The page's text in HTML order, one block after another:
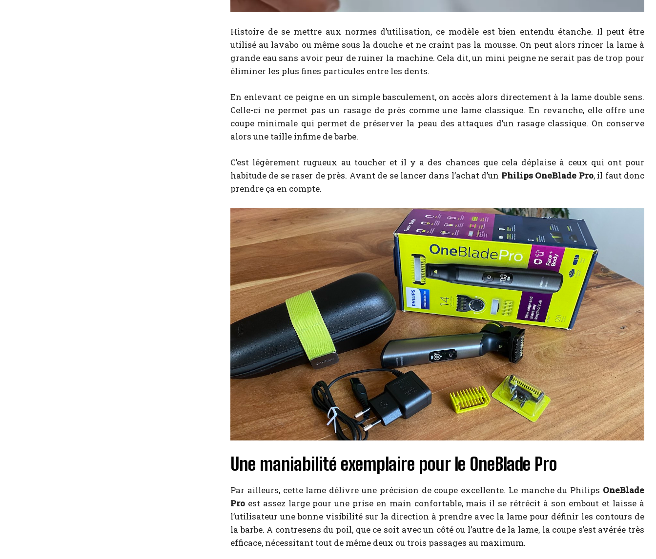
Histoire de se mettre aux normes d’utilisation, ce modèle est bien entendu étanche. Il peut être
utilisé au lavabo ou même sous la douche et ne craint pas la mousse. On peut alors rincer la lame à
grande eau sans avoir peur de ruiner la machine. Cela dit, un mini peigne ne serait pas de trop pour
éliminer les plus fines particules entre les dents.
En enlevant ce peigne en un simple basculement, on accès alors directement à la lame double sens.
Celle-ci ne permet pas un rasage de près comme une lame classique. En revanche, elle offre une
coupe minimale qui permet de préserver la peau des attaques d’un rasage classique. On conserve
alors une taille infime de barbe.
C’est légèrement rugueux au toucher et il y a des chances que cela déplaise à ceux qui ont pour
habitude de se raser de près. Avant de se lancer dans l’achat d’un Philips OneBlade Pro, il faut donc
prendre ça en compte.
Une maniabilité exemplaire pour le OneBlade Pro
Par ailleurs, cette lame délivre une précision de coupe excellente. Le manche du Philips OneBlade
Pro est assez large pour une prise en main confortable, mais il se rétrécit à son embout et laisse à
l’utilisateur une bonne visibilité sur la direction à prendre avec la lame pour définir les contours de
la barbe. A contresens du poil, que ce soit avec un côté ou l’autre de la lame, la coupe s’est avérée très
efficace, nécessitant tout de même deux ou trois passages au maximum.